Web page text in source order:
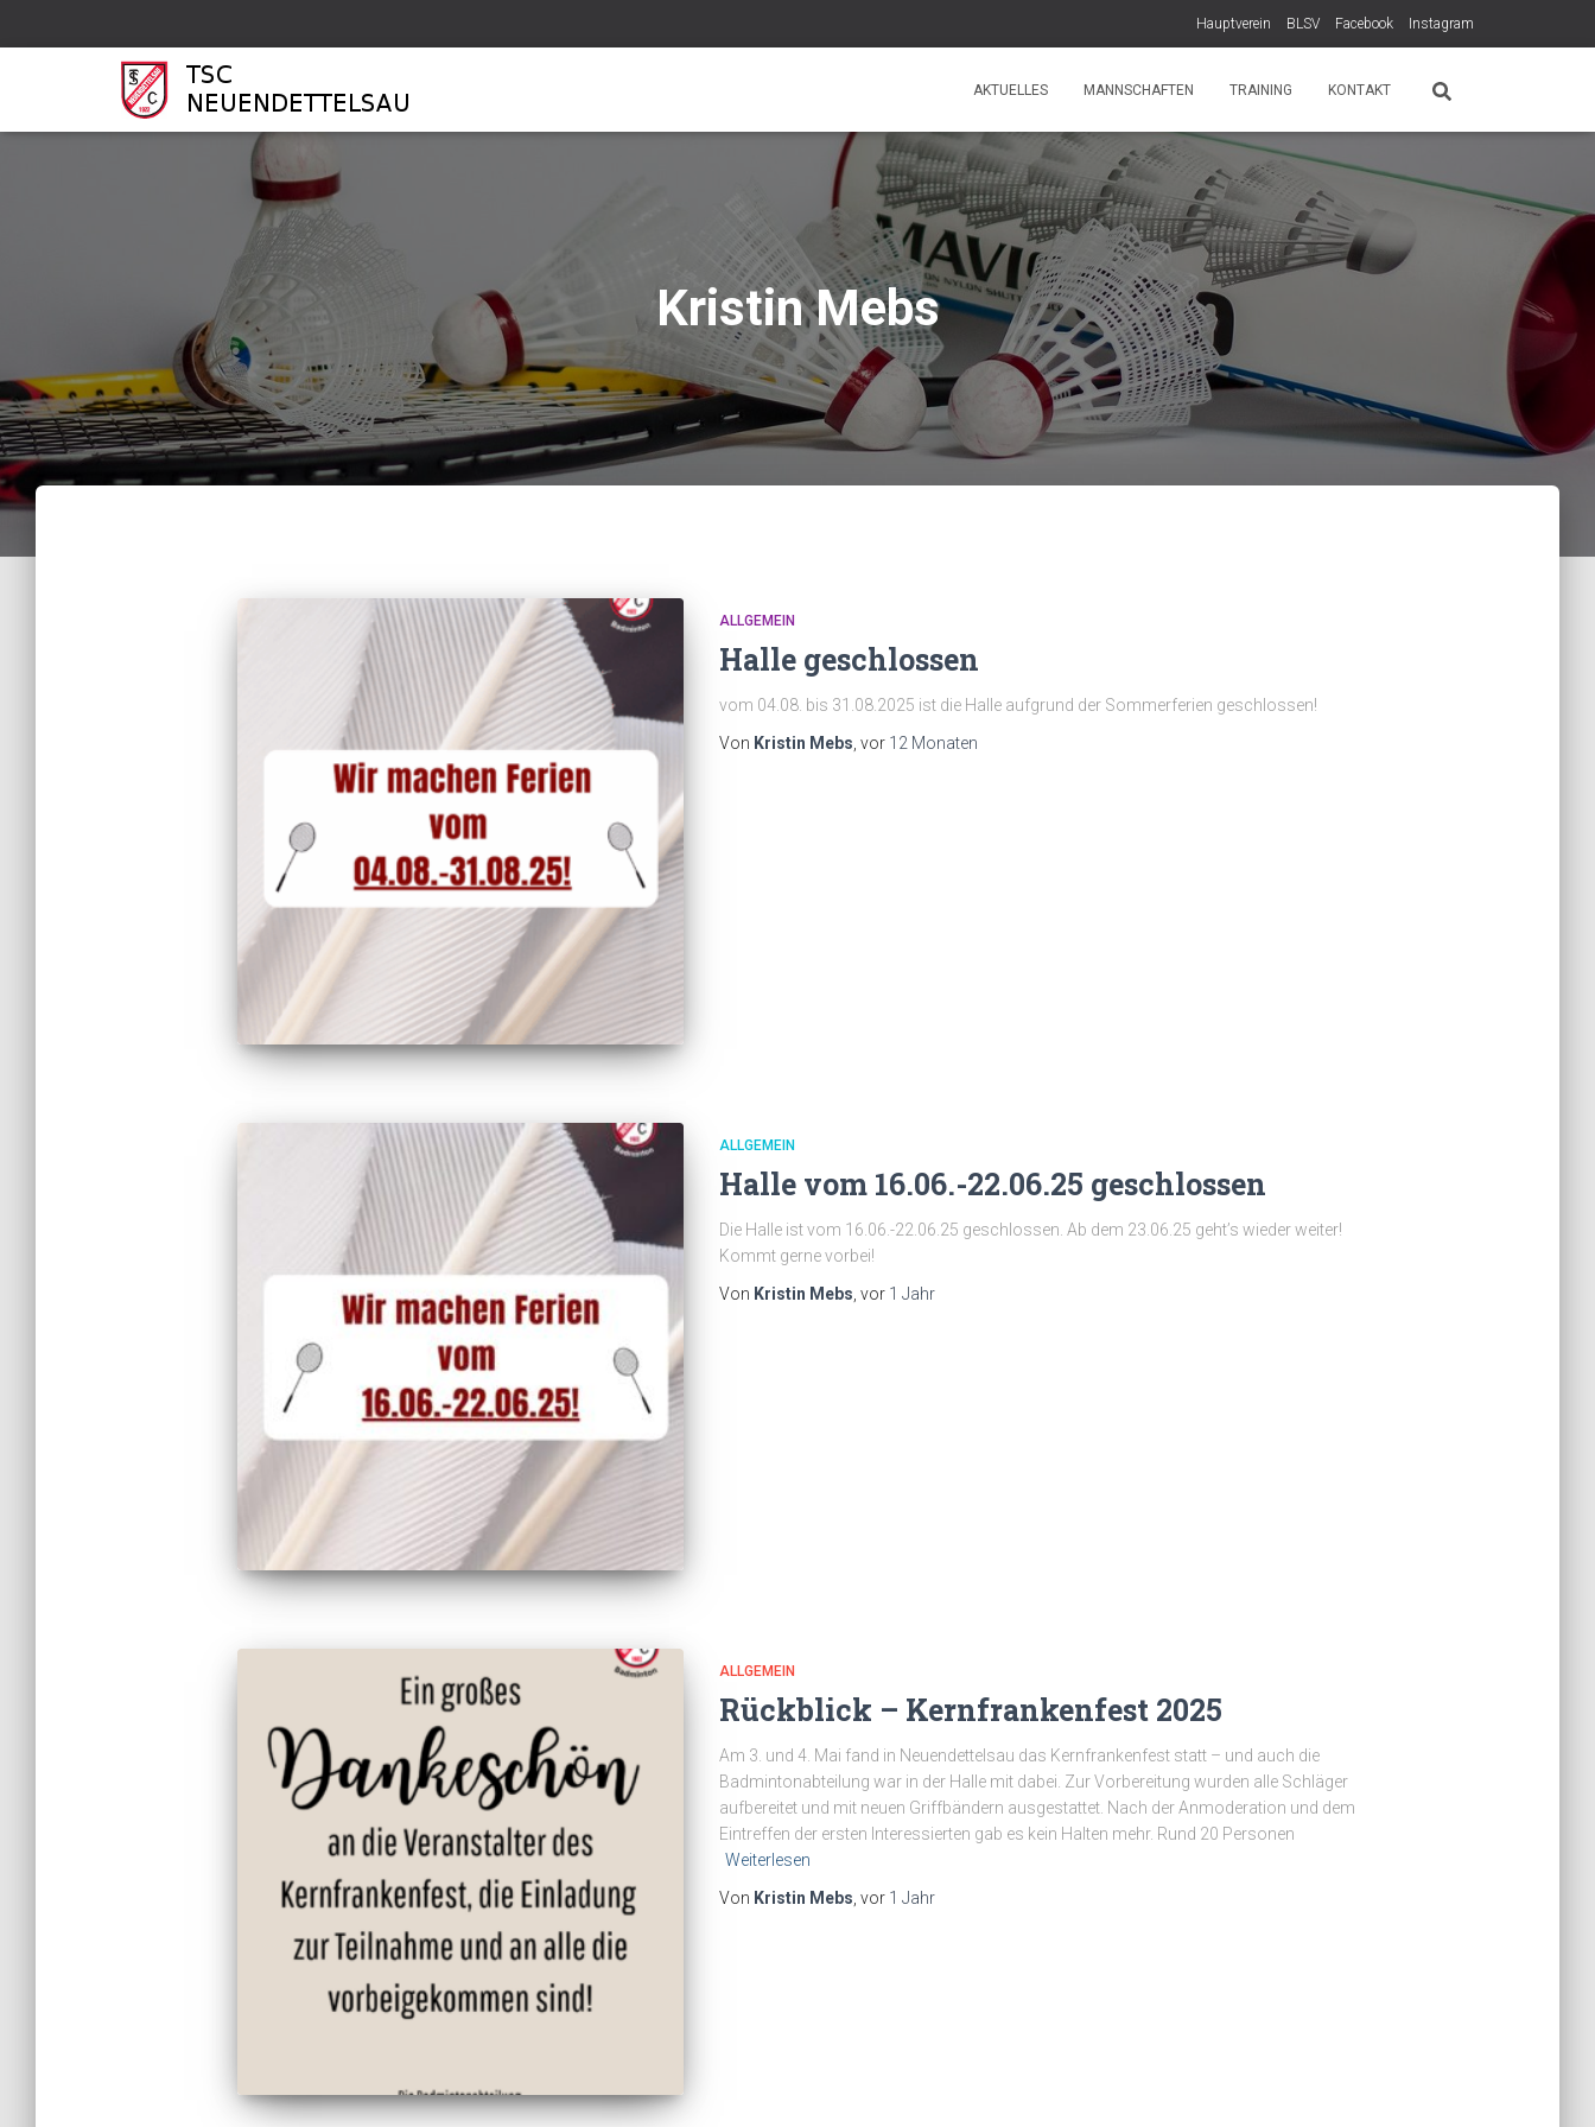
Hauptverein BLSV Facebook Instagram
AKTUELLES MANNSCHAFTEN TRAINING KONTAKT
Kristin Mebs
ALLGEMEIN
Halle geschlossen
vom 04.08. bis 31.08.2025 ist die Halle aufgrund der Sommerferien geschlossen!
Von Kristin Mebs , vor 12 Monaten
ALLGEMEIN
Halle vom 16.06.-22.06.25 geschlossen
Die Halle ist vom 16.06.-22.06.25 geschlossen. Ab dem 23.06.25 geht’s wieder weiter!
Kommt gerne vorbei!
Von Kristin Mebs, vor 1 Jahr
ALLGEMEIN
Rückblick – Kernfrankenfest 2025
Am 3. und 4. Mai fand in Neuendettelsau das Kernfrankenfest statt – und auch die
Badmintonabteilung war in der Halle mit dabei. Zur Vorbereitung wurden alle Schläger
aufbereitet und mit neuen Griffbändern ausgestattet. Nach der Anmoderation und dem
Eintreffen der ersten Interessierten gab es kein Halten mehr. Rund 20 Personen
Weiterlesen
Von Kristin Mebs , vor 1 Jahr